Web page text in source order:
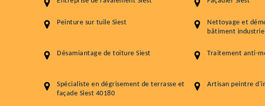
Peinture sur tuile Siest
Nettoyage et
bâtiment
Désamiantage de toiture Siest Traitement anti-
Spécialiste en dégrisement de terrasse et
façade Siest 40180
Artisan peintre